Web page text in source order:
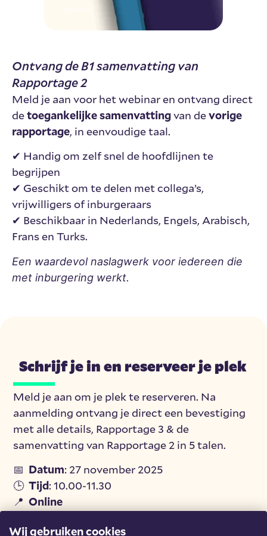
Ontvang de B1 samenvatting van
Rapportage 2
Meld je aan voor het webinar en ontvang direct
detoegankelijke samenvattingvan devorige
rapportage, in eenvoudige taal.
✔ Handig om zelf snel de hoofdlijnen te
begrijpen
✔ Geschikt om te delen met collega’s,
vrijwilligers of inburgeraars
✔ Beschikbaar in Nederlands, Engels, Arabisch,
Frans en Turks.
Een waardevol naslagwerk voor iedereen die
met inburgering werkt.
Schrijf je in en reserveer je plek
Meld je aan om je plek te reserveren. Na
aanmelding ontvang je direct een bevestiging
met alle details, Rapportage 3 & de
samenvatting van Rapportage 2 in 5 talen.
📅 Datum: 27 november 2025
🕒Tijd: 10.00-11.30
📍Online
Aanmelden Online Kennissessie
Wij gebruiken cookies